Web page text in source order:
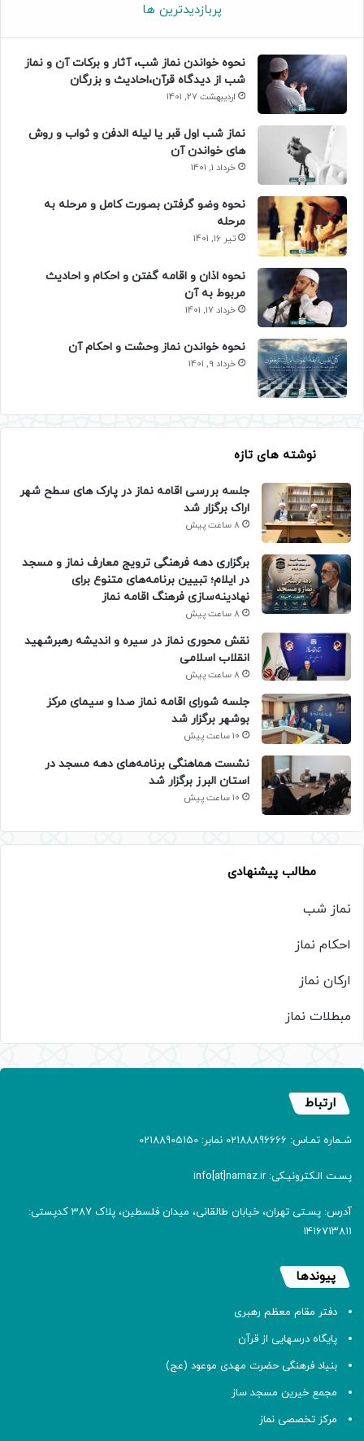
پربازدیدترین ها
نحوه خواندن نماز شب، آثار و برکات آن و نماز
شب از دیدگاه قرآن،احادیث و بزرگان
اردیبهشت 27, 1401
نماز شب اول قبر یا لیله الدفن و ثواب و روش
های خواندن آن
خرداد 1, 1401
نحوه وضو گرفتن بصورت کامل و مرحله به
مرحله
تیر 16, 1401
نحوه اذان و اقامه گفتن و احکام و احادیث
مربوط به آن
خرداد 17, 1401
نحوه خواندن نماز وحشت و احکام آن
خرداد 9, 1401
نوشته های تازه
جلسه بررسی اقامه نماز در پارک های سطح شهر
اراک برگزار شد
8 ساعت پیش
برگزاری دهه فرهنگی ترویج معارف نماز و مسجد
در ایلام؛ تبیین برنامه‌های متنوع برای
نهادینه‌سازی فرهنگ اقامه نماز
8 ساعت پیش
نقش محوری نماز در سیره و اندیشه رهبرشهید
انقلاب اسلامی
8 ساعت پیش
جلسه شورای اقامه نماز صدا و سیمای مرکز
بوشهر برگزار شد
10 ساعت پیش
نشست هماهنگی برنامه‌های دهه مسجد در
استان البرز برگزار شد
10 ساعت پیش
مطالب پیشنهادی
نماز شب
احکام نماز
ارکان نماز
مبطلات نماز
ارتباط
شـماره تمـاس: 02188896666 نمابر: 02188905150
پسـت الـکترونیـکی: info[at]namaz.ir
آدرس: پسـتی تهران، خیابان طالقانی، میدان فلسطین، پلاک 387 کدپستی:
۱۴۱۶۷۱۳۸۱۱
پیوندها
دفتر مقام معظم رهبری
پایگاه درسهایی از قرآن
بنیاد فرهنگی حضرت مهدی موعود (عج)
مجمع خیرین مسجد ساز
مرکز تخصصی نماز